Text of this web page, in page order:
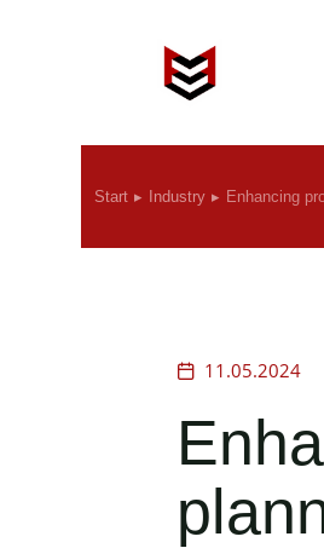
Sie befinden sich hier:
Start Industry Enhancing
11.05.2024